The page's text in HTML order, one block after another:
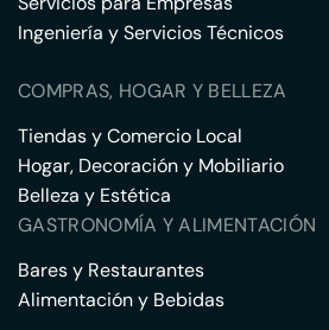
Ingeniería y Servicios Técnicos
COMPRAS, HOGAR Y BELLEZA
Tiendas y Comercio Local
Hogar, Decoración y Mobiliario
Belleza y Estética
GASTRONOMÍA Y ALIMENTACIÓN
Bares y Restaurantes
Alimentación y Bebidas